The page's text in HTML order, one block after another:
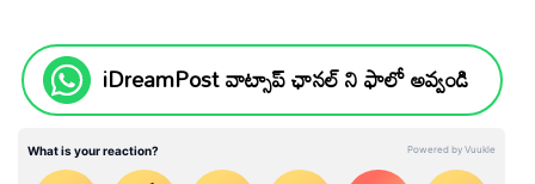
iDreamPost వాట్సాప్ ఛానల్ ని ఫాలో అవ్వండి